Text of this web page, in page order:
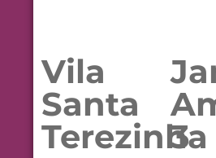
Vila
Santa
Terezinha
3